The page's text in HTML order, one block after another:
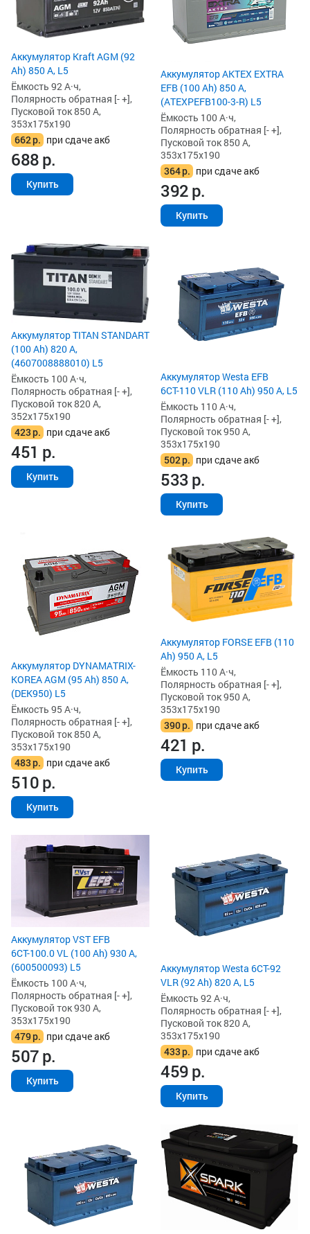
Аккумулятор Kraft AGM (92
Ah) 850 А, L5
Ёмкость 92 А·ч,
Полярность обратная [- +],
Пусковой ток 850 А,
353x175x190
662р. при сдаче акб
688р.
Купить
Аккумулятор AKTEX EXTRA
EFB (100 Ah) 850 А,
(ATEXPEFB100-3-R) L5
Ёмкость 100 А·ч,
Полярность обратная [- +],
Пусковой ток 850 А,
353x175x190
364р. при сдаче акб
392р.
Купить
Аккумулятор TITAN STANDART
(100 Ah) 820 А,
(4607008888010) L5
Ёмкость 100 А·ч,
Полярность обратная [- +],
Пусковой ток 820 А,
352x175x190
423р. при сдаче акб
451 р.
Купить
Аккумулятор Westa EFB
6СТ-110 VLR (110 Ah) 950 А, L5
Ёмкость 110 А·ч,
Полярность обратная [- +],
Пусковой ток 950 А,
353x175x190
502р. при сдаче акб
533р.
Купить
Аккумулятор DYNAMATRIX-
KOREA AGM (95 Ah) 850 А,
(DEK950) L5
Ёмкость 95 А·ч,
Полярность обратная [- +],
Пусковой ток 850 А,
353x175x190
483р. при сдаче акб
510р.
Купить
Аккумулятор FORSE EFB (110
Ah) 950 А, L5
Ёмкость 110 А·ч,
Полярность обратная [- +],
Пусковой ток 950 А,
353x175x190
390р. при сдаче акб
421 р.
Купить
Аккумулятор VST EFB
6СТ-100.0 VL (100 Ah) 930 А,
(600500093) L5
Ёмкость 100 А·ч,
Полярность обратная [- +],
Пусковой ток 930 А,
353x175x190
479р. при сдаче акб
507р.
Купить
Аккумулятор Westa 6СТ-92
VLR (92 Ah) 820 А, L5
Ёмкость 92 А·ч,
Полярность обратная [- +],
Пусковой ток 820 А,
353x175x190
433р. при сдаче акб
459р.
Купить